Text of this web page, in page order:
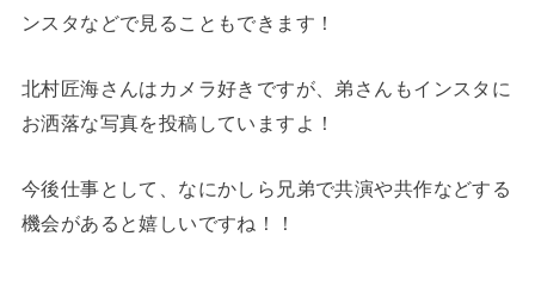
ンスタなどで見ることもできます！
北村匠海さんはカメラ好きですが、弟さんもインスタに
お洒落な写真を投稿していますよ！
今後仕事として、なにかしら兄弟で共演や共作などする
機会があると嬉しいですね！！